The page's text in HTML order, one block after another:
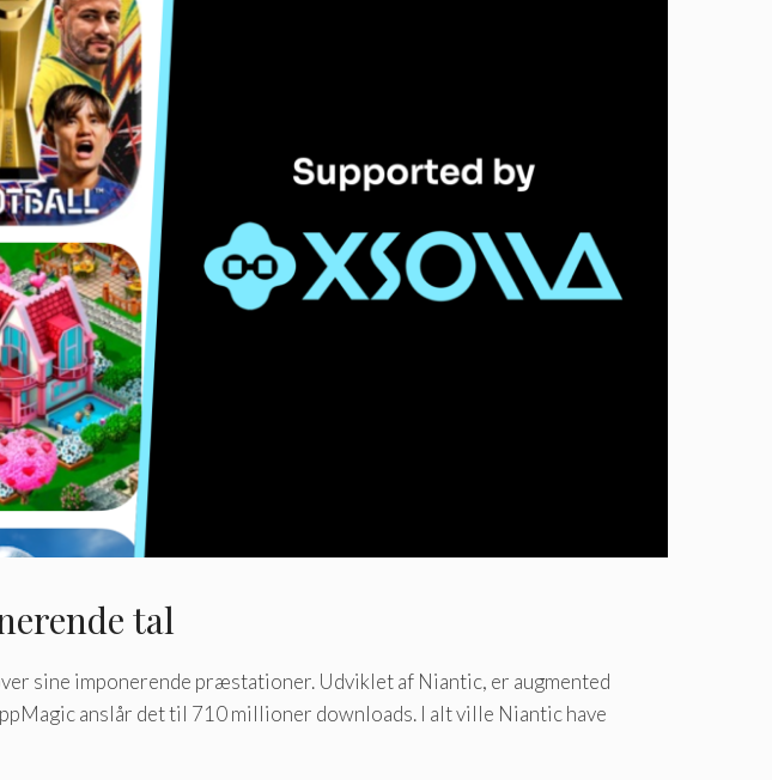
tal
sine imponerende præstationer. Udviklet af Niantic, er augmented
anslår det til 710 millioner downloads. I alt ville Niantic have